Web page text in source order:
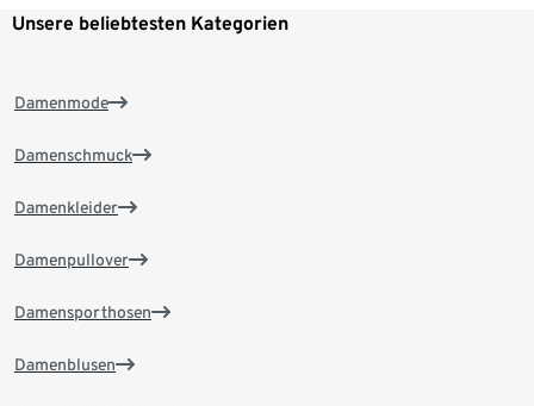
Unsere beliebtesten Kategorien
Damenmode
Damenschmuck
Damenkleider
Damenpullover
Damensporthosen
Damenblusen